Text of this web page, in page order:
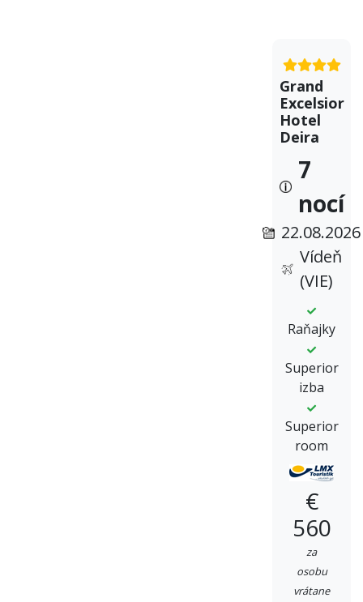
Grand
Excelsior
Hotel
Deira
7
nocí
22.08.2026
Vídeň
(VIE)
Raňajky
Superior
izba
Superior
room
€
560
za
osobu
vrátane